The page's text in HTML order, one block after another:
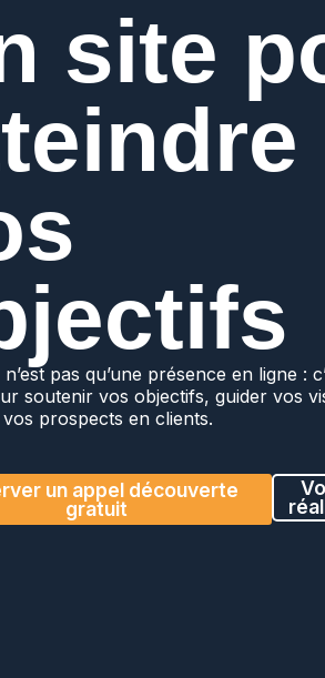
site
pas qu’une présence en ligne :
soutenir vos objectifs, guider vos
prospects en clients.
un appel découverte
gratuit